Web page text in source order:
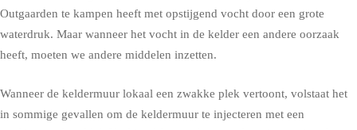
Outgaarden te kampen heeft met opstijgend vocht door een grote
waterdruk. Maar wanneer het vocht in de kelder een andere oorzaak
heeft, moeten we andere middelen inzetten.
Wanneer de keldermuur lokaal een zwakke plek vertoont, volstaat het
in sommige gevallen om de keldermuur te injecteren met een